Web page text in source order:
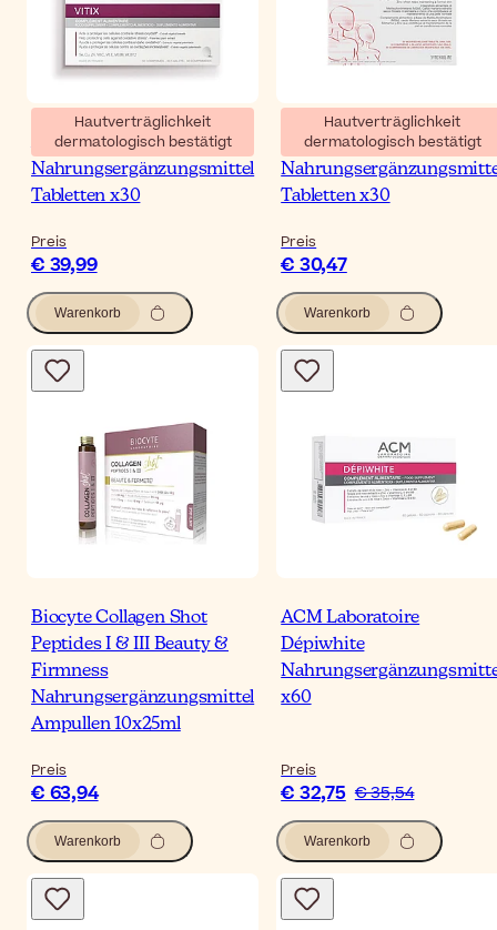
Hautverträglichkeit
dermatologisch bestätigt
ACM Laboratoire Vitix
Nahrungsergänzungsmittel
Tabletten x30
Preis
€ 39,99
Warenkorb
Hautverträglichkeit
dermatologisch bestätigt
Rosacure Combi Rosacea
Tabletten x30
Preis
€ 30,47
Warenkorb
Biocyte Collagen Shot
Peptides I & III Beauty &
Firmness
Nahrungsergänzungsmittel
Ampullen 10x25ml
Preis
€ 63,94
Warenkorb
ACM Laboratoire
Dépiwhite
x60
Preis
€ 32,75 € 35,54
Warenkorb